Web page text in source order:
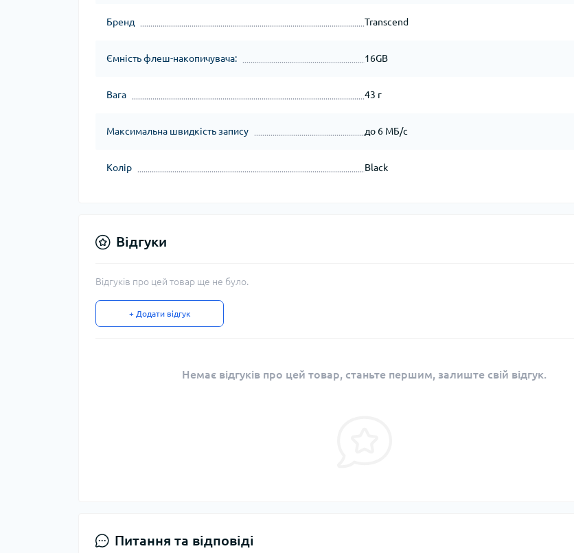
Бренд Transcend
Ємність флеш-накопичувача: 16GB
Вага 43 г
Максимальна швидкість запису до 6 МБ/с
Колір Black
Відгуки
Відгуків про цей товар ще не було.
+ Додати відгук
Немає відгуків про цей товар, станьте першим, залиште свій відгук.
Питання та відповіді